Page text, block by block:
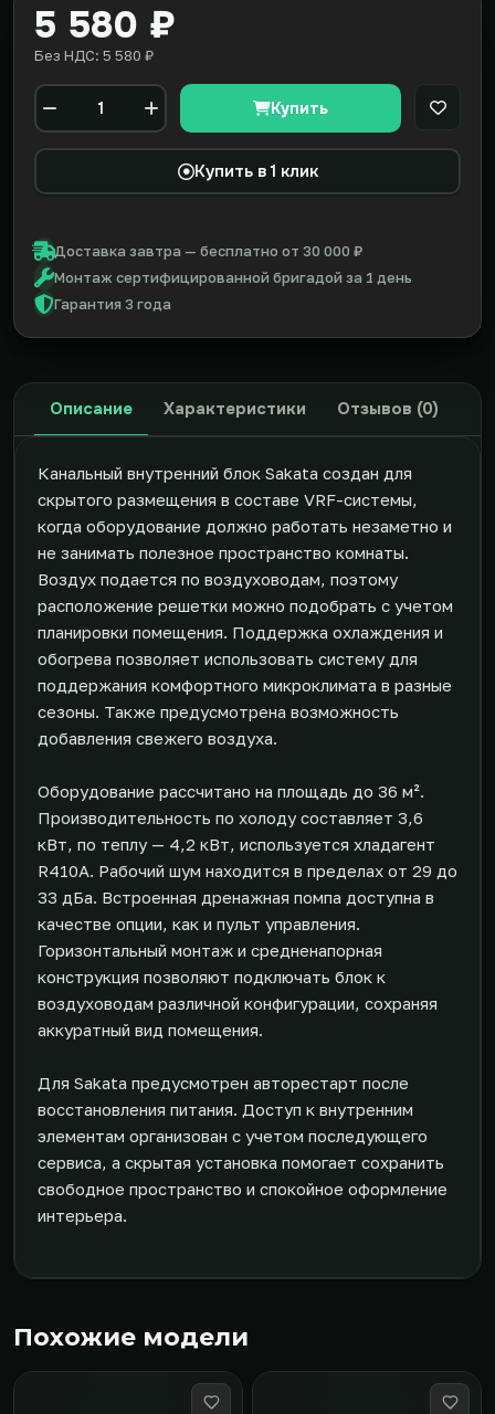
5 580 ₽
Без НДС: 5 580 ₽
Количество
Купить В
Купить в 1 клик
Доставка завтра — бесплатно от 30 000 ₽
Монтаж сертифицированной бригадой за 1 день
Гарантия 3 года
Описание Характеристики Отзывов (0)
Канальный внутренний блок Sakata создан для
скрытого размещения в составе VRF-системы,
когда оборудование должно работать незаметно и
не занимать полезное пространство комнаты.
Воздух подается по воздуховодам, поэтому
расположение решетки можно подобрать с учетом
планировки помещения. Поддержка охлаждения и
обогрева позволяет использовать систему для
поддержания комфортного микроклимата в разные
сезоны. Также предусмотрена возможность
добавления свежего воздуха.
Оборудование рассчитано на площадь до 36 м².
Производительность по холоду составляет 3,6
кВт, по теплу — 4,2 кВт, используется хладагент
R410A. Рабочий шум находится в пределах от 29 до
33 дБа. Встроенная дренажная помпа доступна в
качестве опции, как и пульт управления.
Горизонтальный монтаж и средненапорная
конструкция позволяют подключать блок к
воздуховодам различной конфигурации, сохраняя
аккуратный вид помещения.
Для Sakata предусмотрен авторестарт после
восстановления питания. Доступ к внутренним
элементам организован с учетом последующего
сервиса, а скрытая установка помогает сохранить
свободное пространство и спокойное оформление
интерьера.
Похожие модели